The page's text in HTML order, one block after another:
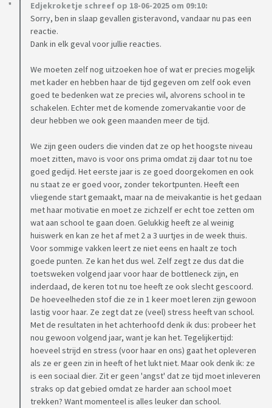
Edjekroketje schreef op 18-06-2025 om 09:10:
Sorry, ben in slaap gevallen gisteravond, vandaar nu pas een
reactie.
Dank in elk geval voor jullie reacties.
We moeten zelf nog uitzoeken hoe of wat er precies mogelijk
met kader en hebben haar de tijd gegeven om zelf ook even
goed te bedenken wat ze precies wil, alvorens school in te
schakelen. Echter met de komende zomervakantie voor de
deur hebben we ook geen maanden meer de tijd.
We zijn geen ouders die vinden dat ze op het hoogste niveau
moet zitten, mavo is voor ons prima omdat zij daar tot nu toe
goed gedijd. Het eerste jaar is ze goed doorgekomen en ook
nu staat ze er goed voor, zonder tekortpunten. Heeft een
vliegende start gemaakt, maar na de meivakantie is het gedaan
met haar motivatie en moet ze zichzelf er echt toe zetten om
wat aan school te gaan doen. Gelukkig heeft ze al weinig
huiswerk en kan ze het af met 2 a 3 uurtjes in de week thuis.
Voor sommige vakken leert ze niet eens en haalt ze toch
goede punten. Ze kan het dus wel. Zelf zegt ze dus dat die
toetsweken volgend jaar voor haar de bottleneck zijn, en
inderdaad, de keren tot nu toe heeft ze ook slecht gescoord.
De hoeveelheden stof die ze in 1 keer moet leren zijn gewoon
lastig voor haar. Ze zegt dat ze (veel) stress heeft van school.
Met de resultaten in het achterhoofd denk ik dus: probeer het
nou gewoon volgend jaar, want je kan het. Tegelijkertijd:
hoeveel strijd en stress (voor haar en ons) gaat het opleveren
als ze er geen zin in heeft of het lukt niet. Maar ook denk ik: ze
is een sociaal dier. Zit er geen 'angst' dat ze tijd moet inleveren
straks op dat gebied omdat ze harder aan school moet
trekken? Want momenteel is alles leuker dan school.